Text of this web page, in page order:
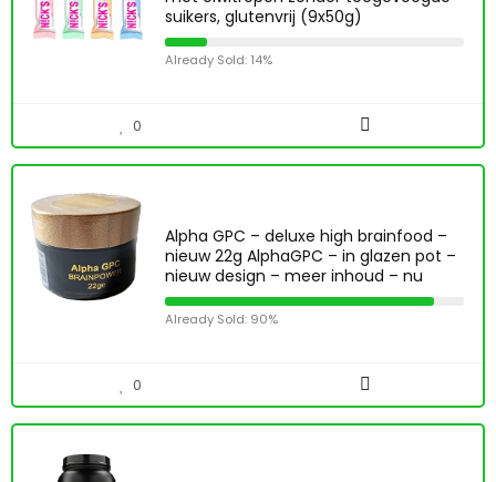
suikers, glutenvrij (9x50g)
Already Sold: 14%
0
Alpha GPC – deluxe high brainfood –
nieuw 22g AlphaGPC – in glazen pot –
nieuw design – meer inhoud – nu
Already Sold: 90%
0